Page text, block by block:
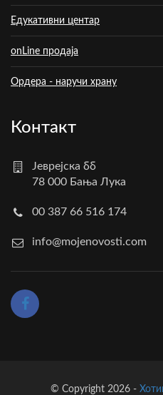
Едукативни центар
onLine продаја
Ордера - наручи храну
Контакт
Јеврејска бб
78 000 Бања Лука
00 387 66 516 174
info@mojenovosti.com
© Copyright 2026 -